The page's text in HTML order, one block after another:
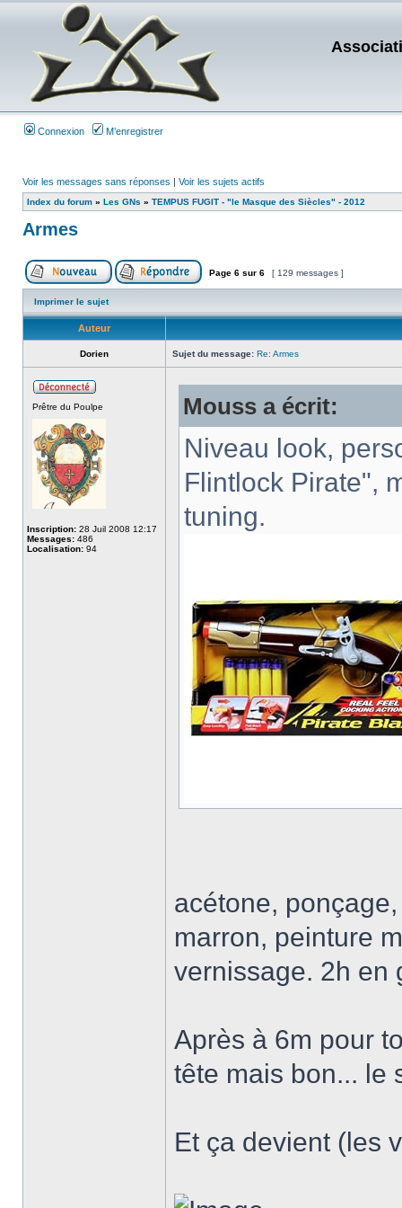
Connexion M’enregistrer
Voir les messages sans réponses | Voir les sujets actifs
Index du forum » Les GNs » TEMPUS FUGIT - "le Masque des Siècles" - 2012
Armes
Page 6 sur 6 [ 129 messages ]
Imprimer le sujet
Auteur
Dorien Sujet du message: Re: Armes
Prêtre du Poulpe
Inscription: 28 Juil 2008 12:17
Messages: 486
Localisation: 94
Mouss a écrit:
Niveau look,
Flintlock Pirate",
tuning.
acétone,
marron, peinture
vernissage. 2h en
Après à 6m pour
tête mais bon... le
Et ça devient (les